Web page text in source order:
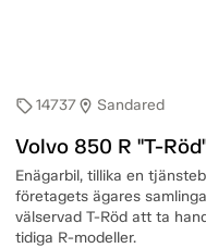
sell14737location_on Sandared
Volvo 850 R "T-
Enägarbil, tillika en
företagets ägares
välservad T-Röd att ta
tidiga R-modeller.